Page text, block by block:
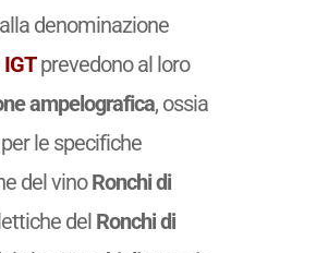
denominazione
IGTprevedono al loro
ampelografica, ossia
le specifiche
del vinoRonchi di
del Ronchi di